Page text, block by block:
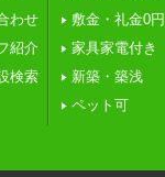
わせ
紹介
検索
敷金・礼金0円
家具家電付き
新築・築浅
ペット可